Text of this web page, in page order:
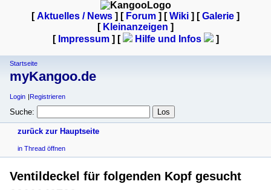
[Aktuelles / News ] [ Forum ] [Wiki ] [Galerie ]
[ Kleinanzeigen ]
[ Impressum] [ Hilfe und Infos ]
Startseite
myKangoo.de
Login Registrieren
Suche:
zurück zur Hauptseite
in Thread öffnen
Ventildeckel für folgenden Kopf gesucht